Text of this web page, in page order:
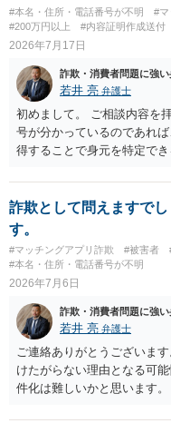
#本名・住所・電話番号が不明 #マ
#200万円以上
#内容証明作成送付
2026年7月17日
詐欺・消費者問題に強
若井 亮 弁護士
初めまして。 ご相談内容を
号が分かっているのであれ
得することで身元を特定で
ろです。 LINEについても、
りますが、携帯電話の番号
を特定した後は、返金の理
本的に贈与に該当する場合
当方に返金の理屈があるか
た金額について、裏付けが
からスタートすることにな
ことの立証は簡単ではあり
返金交渉で有利になる可能
に難しいところがあります
署に被害相談をするように
良いかと思います。
詐欺として問えますで
す。
#マッチングアプリ詐欺 #被害者
#本名・住所・電話番号が不明
2026年7月6日
詐欺・消費者問題に強
若井 亮 弁護士
ご連絡ありがとうございま
けたがらない理由となる可
件化は難しいかと思います